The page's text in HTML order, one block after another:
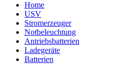
Home
USV
Stromerzeuger
Notbeleuchtung
Antriebsbatterien
Ladegeräte
Batterien